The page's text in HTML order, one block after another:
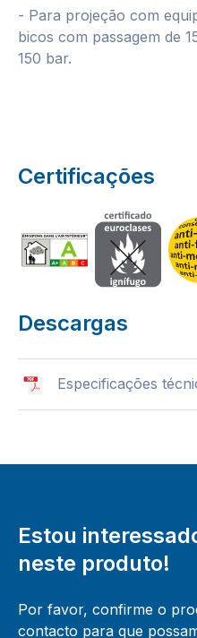
- Para projeção com
bicos com passagem de
150 bar.
Certificações
Descargas
Especificações
Estou
neste produto!
Por favor, confirme o
contacto para que